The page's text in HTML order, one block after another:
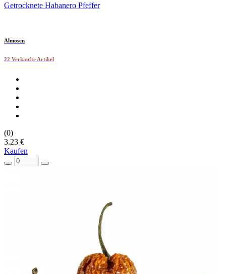
Getrocknete Habanero Pfeffer
Almosen
22 Verkaufte Artikel
(0)
3.23 €
Kaufen